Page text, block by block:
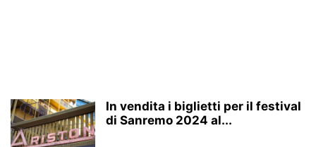
In vendita i biglietti per il festival
di Sanremo 2024 al...